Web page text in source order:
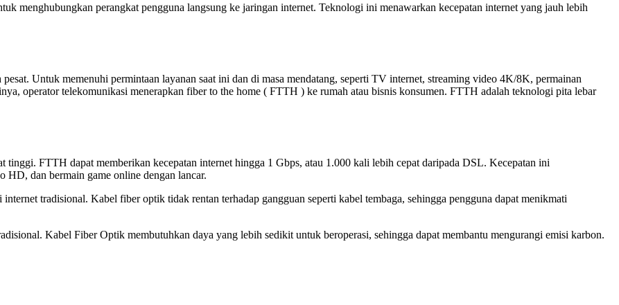
menghubungkan perangkat pengguna langsung ke jaringan internet. Teknologi ini menawarkan kecepatan internet yang jauh lebih
Untuk memenuhi permintaan layanan saat ini dan di masa mendatang, seperti TV internet, streaming video 4K/8K, permainan
operator telekomunikasi menerapkan fiber to the home ( FTTH ) ke rumah atau bisnis konsumen. FTTH adalah teknologi pita lebar
tinggi. FTTH dapat memberikan kecepatan internet hingga 1 Gbps, atau 1.000 kali lebih cepat daripada DSL. Kecepatan ini
HD, dan bermain game online dengan lancar.
tradisional. Kabel fiber optik tidak rentan terhadap gangguan seperti kabel tembaga, sehingga pengguna dapat menikmati
Kabel Fiber Optik membutuhkan daya yang lebih sedikit untuk beroperasi, sehingga dapat membantu mengurangi emisi karbon.